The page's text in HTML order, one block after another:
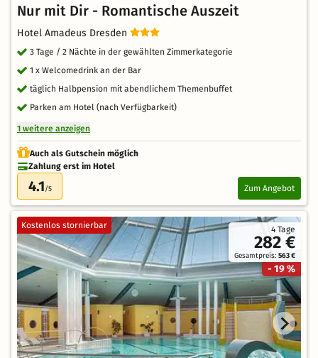
Nur mit Dir - Romantische Auszeit
Hotel Amadeus Dresden
3 Tage / 2 Nächte in der gewählten Zimmerkategorie
1 x Welcomedrink an der Bar
täglich Halbpension mit abendlichem Themenbuffet
Parken am Hotel (nach Verfügbarkeit)
1 weitere anzeigen
Auch als Gutschein möglich
Zahlung erst im Hotel
4.1/5 Zum Angebot
Kostenlos stornierbar 4 Tage
282 €
Gesamtpreis: 563 €
- 19 %